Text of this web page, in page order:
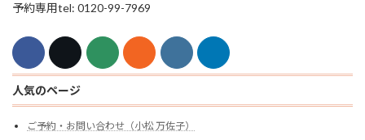
予約専用tel: 0120-99-7969
人気のページ
ご予約・お問い合わせ（小松 万佐子）